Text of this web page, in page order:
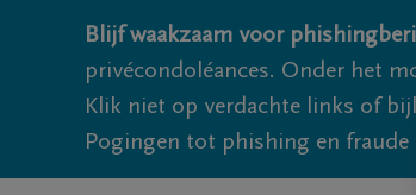
Blijf waakzaam voor
privécondoléances. Onder het
Klik niet op verdachte links of
Pogingen tot phishing en